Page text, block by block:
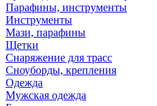
Парафины, инструменты
Инструменты
Мази, парафины
Щетки
Снаряжение для трасс
Сноуборды, крепления
Одежда
Мужская одежда